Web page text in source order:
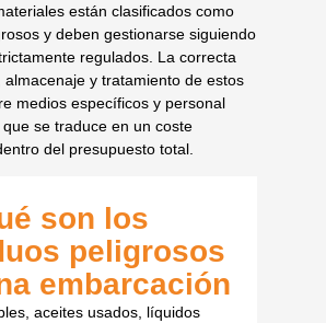
están clasificados como
y deben gestionarse siguiendo
regulados. La correcta
almacenaje y tratamiento de estos
medios específicos y personal
se traduce en un coste
del presupuesto total.
son los
peligrosos
embarcación
aceites usados, líquidos